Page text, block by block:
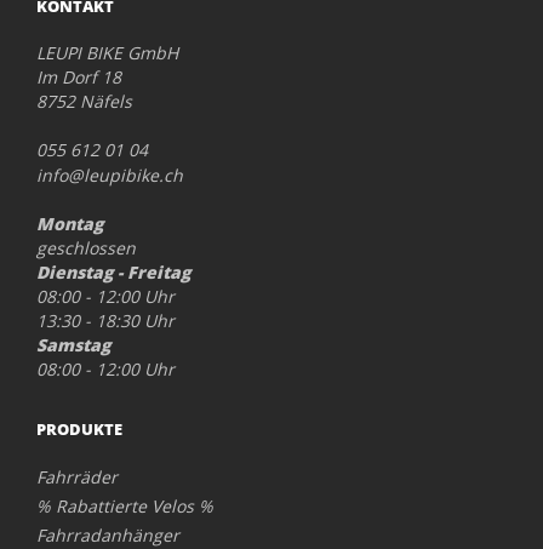
KONTAKT
LEUPI BIKE GmbH
Im Dorf 18
8752 Näfels
055 612 01 04
info@leupibike.ch
Montag
geschlossen
Dienstag - Freitag
08:00 - 12:00 Uhr
13:30 - 18:30 Uhr
Samstag
08:00 - 12:00 Uhr
PRODUKTE
Fahrräder
% Rabattierte Velos %
Fahrradanhänger